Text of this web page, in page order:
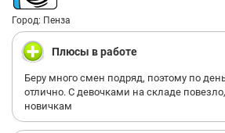
Город: Пенза
Плюсы в работе
Беру много смен подряд, поэтому по
отлично. С девочками на складе
новичкам